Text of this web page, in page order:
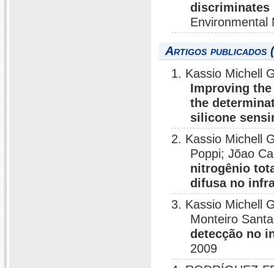
discriminates
Environmental
Artigos publicados
1. Kassio Michell
Improving
the
silicone
2. Kassio Michell
Poppi; Jõao
nitrogênio
difusa no
3. Kassio Michell
Monteiro
detecção no
2009